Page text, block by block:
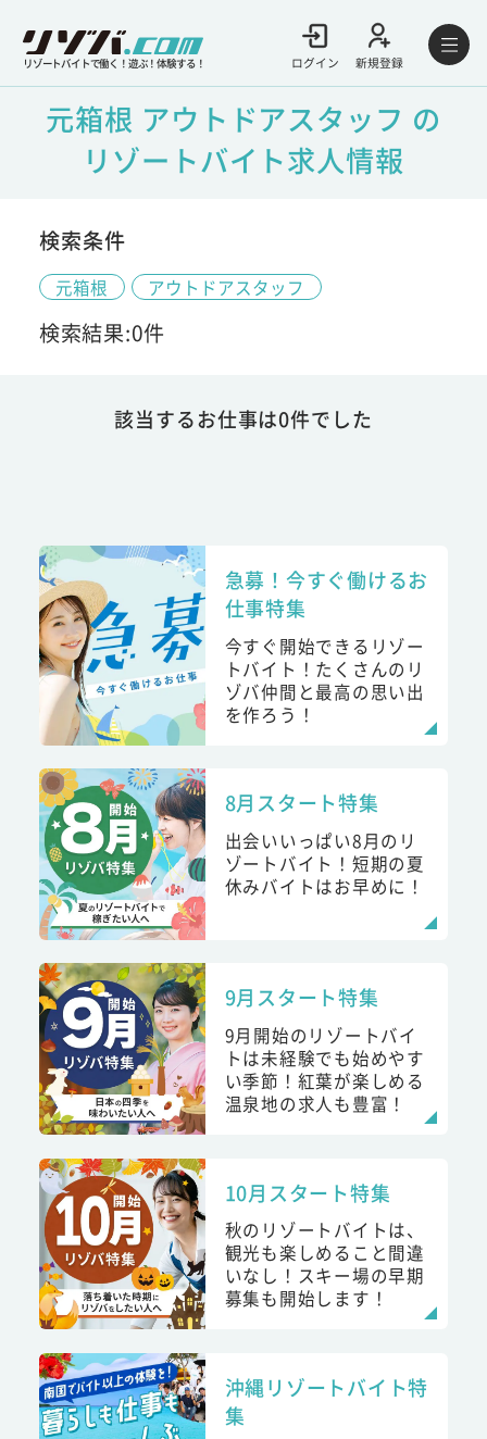
リゾートバイトで働く！遊ぶ！体験する！ ログイン 新規登録
元箱根 アウトドアスタッフ の
リゾートバイト求人情報
検索条件
元箱根 アウトドアスタッフ
検索結果:0件
該当するお仕事は0件でした
急募！今すぐ働けるお
仕事特集
今すぐ開始できるリゾー
トバイト！たくさんのリ
ゾバ仲間と最高の思い出
を作ろう！
8月スタート特集
出会いいっぱい8月のリ
ゾートバイト！短期の夏
休みバイトはお早めに！
9月スタート特集
9月開始のリゾートバイ
トは未経験でも始めやす
い季節！紅葉が楽しめる
温泉地の求人も豊富！
10月スタート特集
秋のリゾートバイトは、
観光も楽しめること間違
いなし！スキー場の早期
募集も開始します！
沖縄リゾートバイト特
集